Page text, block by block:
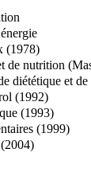
(1978)
de nutrition
diététique et
(1992)
(1993)
(1999)